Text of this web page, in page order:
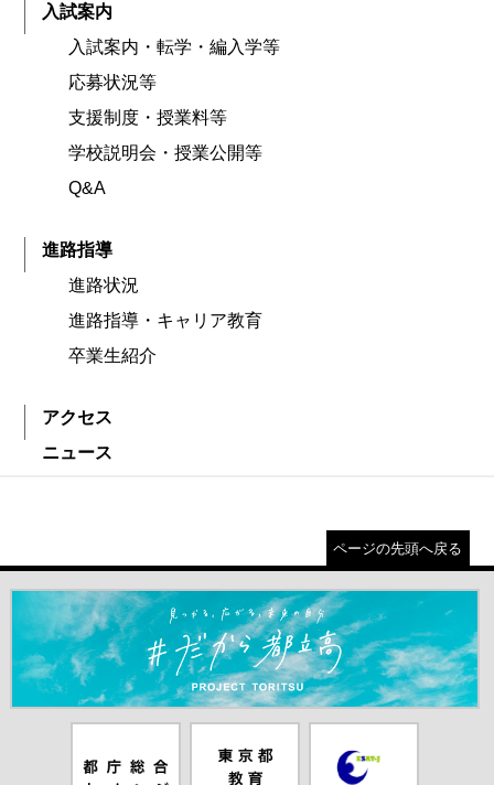
入試案内
入試案内・転学・編入学等
応募状況等
支援制度・授業料等
学校説明会・授業公開等
Q&A
進路指導
進路状況
進路指導・キャリア教育
卒業生紹介
アクセス
ニュース
ページの先頭へ戻る
＃だから都立高（別ウインドウが開きます）
ムページ（別
員会（別ウイ
ピーキングテ